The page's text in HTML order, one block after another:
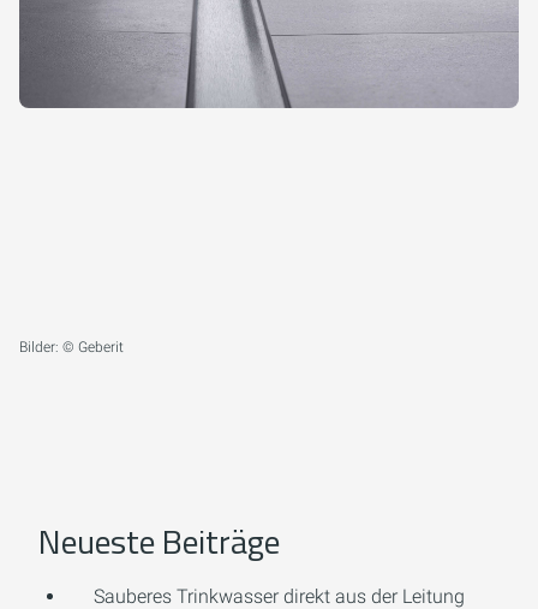
Bilder: © Geberit
Neueste Beiträge
Sauberes Trinkwasser direkt aus der Leitung